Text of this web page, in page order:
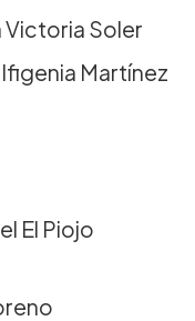
Victoria Soler
Martínez
El Piojo